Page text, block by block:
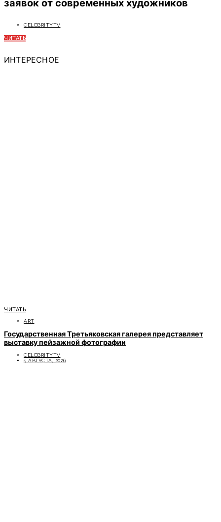
заявок от современных художников
CELEBRITYTV
ЧИТАТЬ
ИНТЕРЕСНОЕ
ЧИТАТЬ
ART
Государственная Третьяковская галерея представляет
выставку пейзажной фотографии
CELEBRITYTV
5 АВГУСТА, 2026